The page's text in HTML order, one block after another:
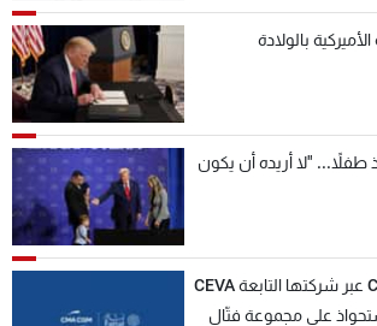
بالولادة
طفلاً... "لا أريده أن يكون
مجموعة CMA CGM عبر شركتها التابعة CEVA